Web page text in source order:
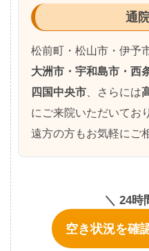
通
松前町・松山市・伊予
大洲市・宇和島市・西
四国中央市 、さらには
にご来院いただいてお
遠方の方もお気軽にご
＼ 24時
空き状況を確